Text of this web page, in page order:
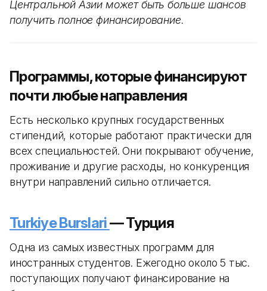
Центральной Азии может быть больше шансов
получить полное финансирование.
Программы, которые финансируют
почти любые направления
Есть несколько крупных государственных
стипендий, которые работают практически для
всех специальностей. Они покрывают обучение,
проживание и другие расходы, но конкуренция
внутри направлений сильно отличается.
Turkiye Burslari— Турция
Одна из самых известных программ для
иностранных студентов. Ежегодно около 5 тыс.
поступающих получают финансирование на